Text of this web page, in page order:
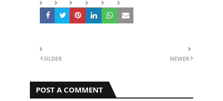
NEWER
OLDER
POST A COMMENT